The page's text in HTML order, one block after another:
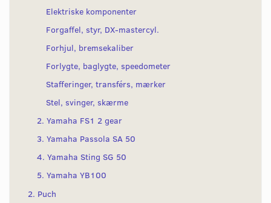
Elektriske komponenter
Forgaffel, styr, DX-mastercyl.
Forhjul, bremsekaliber
Forlygte, baglygte, speedometer
Stafferinger, transférs, mærker
Stel, svinger, skærme
2. Yamaha FS1 2 gear
3. Yamaha Passola SA 50
4. Yamaha Sting SG 50
5. Yamaha YB100
2. Puch